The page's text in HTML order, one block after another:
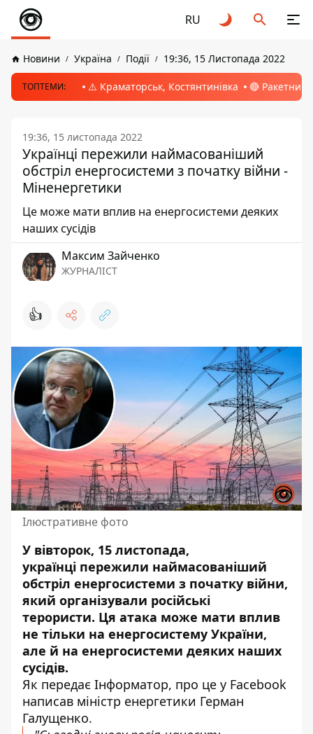
RU
Новини Україна Події 19:36, 15 Листопада 2022
ТОПТЕМИ: ⚠️ Краматорськ, Костянтинівка 🔴 Ракетний
19:36, 15 листопада 2022
Українці пережили наймасованіший
обстріл енергосистеми з початку війни -
Міненергетики
Це може мати вплив на енергосистеми деяких
наших сусідів
Максим Зайченко
ЖУРНАЛІСТ
👍
Ілюстративне фото
У вівторок, 15 листопада,
українці пережили наймасованіший
обстріл енергосистеми з початку війни,
який організували російські
терористи. Ця атака може мати вплив
не тільки на енергосистему України,
але й на енергосистеми деяких наших
сусідів.
Як передає Інформатор, про це у Facebook
написав міністр енергетики Герман
Галущенко.